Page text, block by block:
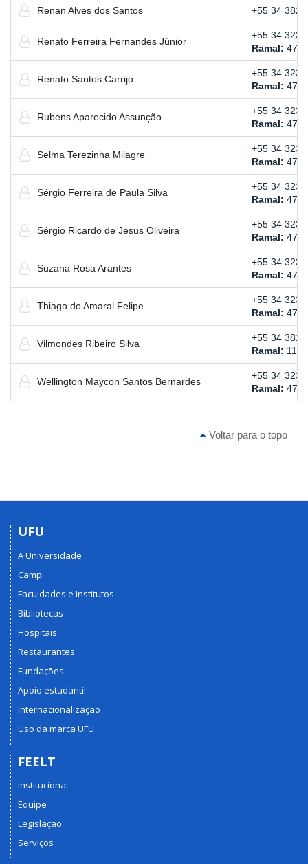
Renan Alves dos Santos +55 34
Renato Ferreira Fernandes Júnior
+55 34
Ramal: 4781
Renato Santos Carrijo
+55 34
Ramal: 4768
Rubens Aparecido Assunção
+55 34
Ramal: 4751
Selma Terezinha Milagre
+55 34
Ramal: 4726
Sérgio Ferreira de Paula Silva
+55 34
Ramal: 4735
Sérgio Ricardo de Jesus Oliveira
+55 34
Ramal: 4713
Suzana Rosa Arantes
+55 34
Ramal: 4708
Thiago do Amaral Felipe
+55 34
Ramal: 4794
Vilmondes Ribeiro Silva
+55 34
Ramal: 119
Wellington Maycon Santos Bernardes
+55 34
Ramal: 4739
Voltar para o topo
UFU
A Universidade
Campi
Faculdades e Institutos
Bibliotecas
Hospitais
Restaurantes
Fundações
Apoio estudantil
Internacionalização
Uso da marca UFU
FEELT
Institucional
Equipe
Legislação
Serviços